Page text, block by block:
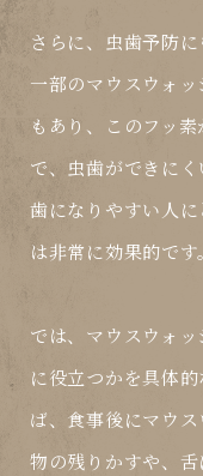
さらに、虫歯予防に
一部のマウスウォ
もあり、このフッ
で、虫歯ができに
歯になりやすい人
は非常に効果的です。
では、マウスウォ
に役立つかを具体
ば、食事後にマウ
物の残りかすや、